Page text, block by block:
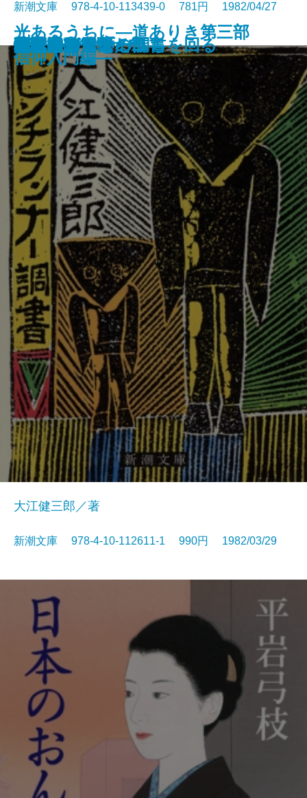
時雨のあと
雲霧仁左衛門 前
雲霧仁左衛門 後
イエスの生涯
米内光政
背中の勲章
夕暮まで
恍惚の人
殉教
花も刀も
新潮文庫 978-4-10-113439-0 781円 1982/04/27
ピンチランナー調書
大江健三郎／著
新潮文庫 978-4-10-112611-1 990円 1982/03/29
日本のおんな
光あるうちに―道ありき第三部
信仰入門編―
小説家の休暇
津軽通信
やぶからし
闇は知っている
大本営が震えた日
地球はグラスのふちを回る
竹光始末